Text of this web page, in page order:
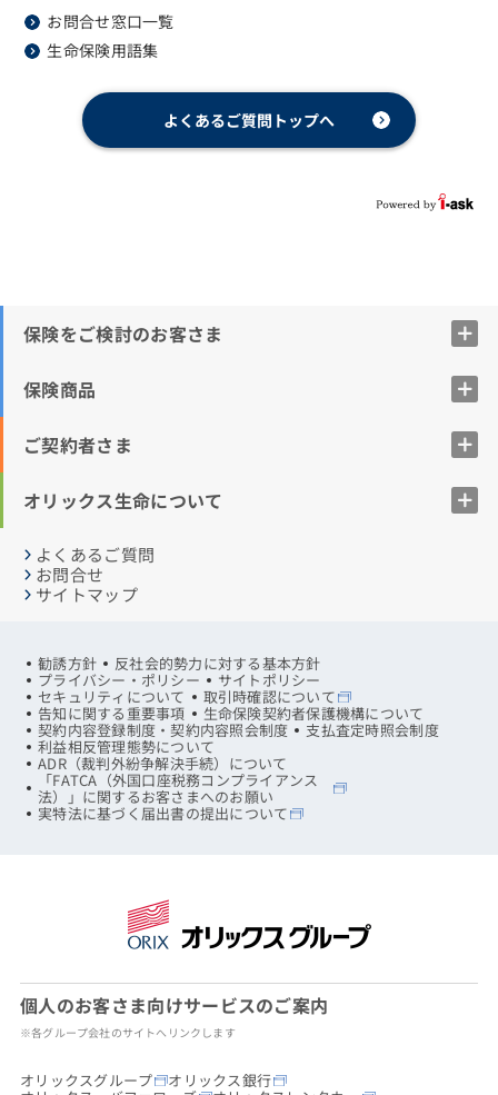
お問合せ窓口一覧
生命保険用語集
よくあるご質問トップへ
保険をご検討のお客さま
保険商品
ご契約者さま
オリックス生命について
よくあるご質問
お問合せ
サイトマップ
勧誘方針 反社会的勢力に対する基本方針
プライバシー・ポリシー サイトポリシー
セキュリティについて 取引時確認について
告知に関する重要事項 生命保険契約者保護機構について
契約内容登録制度・契約内容照会制度 支払査定時照会制度
利益相反管理態勢について
ADR（裁判外紛争解決手続）について
「FATCA（外国口座税務コンプライアンス
法）」に関するお客さまへのお願い
実特法に基づく届出書の提出について
個人のお客さま向けサービスのご案内
※各グループ会社のサイトへリンクします
オリックスグループ オリックス銀行